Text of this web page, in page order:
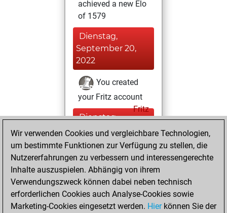
achieved a new Elo
of 1579
Dienstag,
September 20,
2022
You created
your Fritz account
Fritz
Dienstag,
Juni 21, 2022
You created
your Studies account
Studies
Dienstag,
Juni 1, 2021
Wir verwenden Cookies und vergleichbare Technologien,
um bestimmte Funktionen zur Verfügung zu stellen, die
Nutzererfahrungen zu verbessern und interessengerechte
Inhalte auszuspielen. Abhängig von ihrem
Verwendungszweck können dabei neben technisch
erforderlichen Cookies auch Analyse-Cookies sowie
Marketing-Cookies eingesetzt werden. Hierkönnen Sie der